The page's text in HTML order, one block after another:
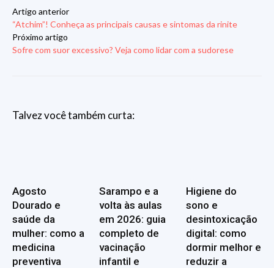
Artigo anterior
“Atchim”! Conheça as principais causas e sintomas da rinite
Próximo artigo
Sofre com suor excessivo? Veja como lidar com a sudorese
Talvez você também curta:
Agosto
Dourado e
saúde da
mulher: como a
medicina
preventiva
Sarampo e a
volta às aulas
em 2026: guia
completo de
vacinação
infantil e
Higiene do
sono e
desintoxicação
digital: como
dormir melhor e
reduzir a